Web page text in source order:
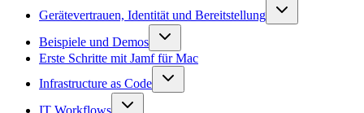
Gerätevertrauen, Identität und Bereitstellung
Beispiele und Demos
Erste Schritte mit Jamf für Mac
Infrastructure as Code
IT Workflows